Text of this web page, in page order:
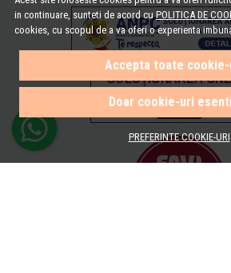
in continuare, sunteti de acord cuPOLITICA DE
cookies, cu scopul de a va oferi o experienta
Accepta toate
Doar cookie-uri
PREFERINTE COOKIE-URI